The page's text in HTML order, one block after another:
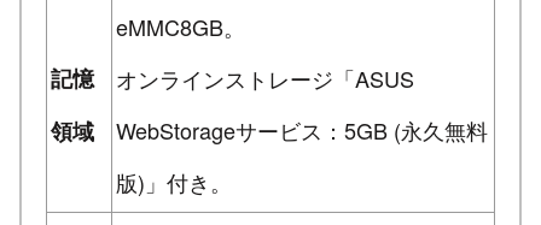
記憶
領域
eMMC8GB。
オンラインストレージ「ASUS
WebStorageサービス：5GB (永久無料
版)」付き。